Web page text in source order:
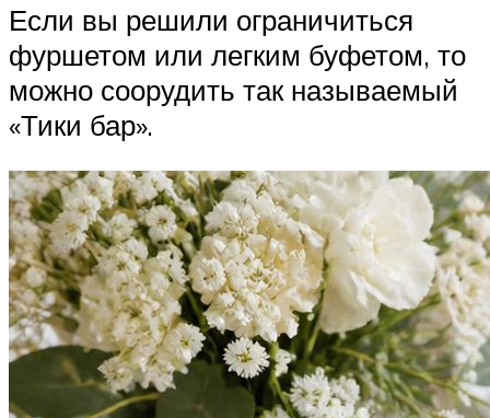
Если вы решили ограничиться
фуршетом или легким буфетом, то
можно соорудить так называемый
«Тики бар».